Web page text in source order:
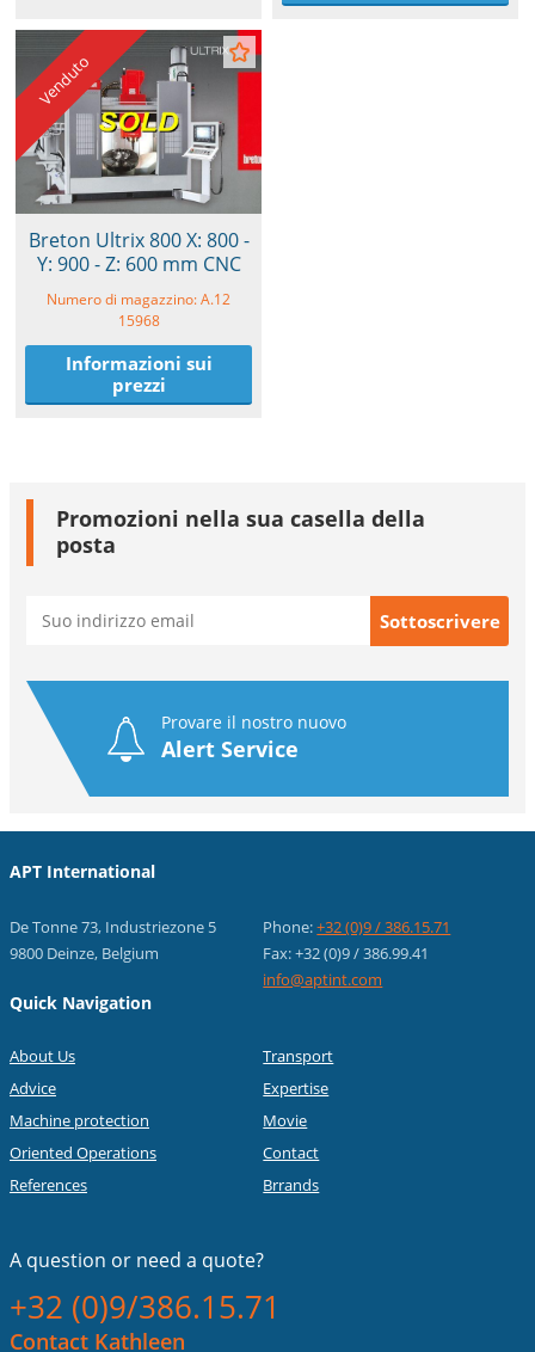
Venduto
Breton Ultrix 800 X: 800 -
Y: 900 - Z: 600 mm CNC
Numero di magazzino: A.12
15968
Informazioni sui
prezzi
Promozioni nella sua casella della
posta
Provare il nostro nuovo
Alert Service
APT International
De Tonne 73, Industriezone 5
9800 Deinze, Belgium
Phone:+32 (0)9 / 386.15.71
Fax: +32 (0)9 / 386.99.41
info@aptint.com
Quick Navigation
About Us
Advice
Machine protection
Oriented Operations
References
Transport
Expertise
Movie
Contact
Brrands
A question or need a quote?
+32 (0)9/386.15.71
Contact Kathleen